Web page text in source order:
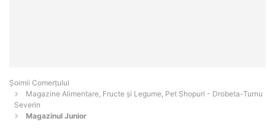
Șoimii Comerțului
Magazine Alimentare, Fructe și Legume, Pet Shopuri - Drobeta-Turnu
Severin
Magazinul Junior